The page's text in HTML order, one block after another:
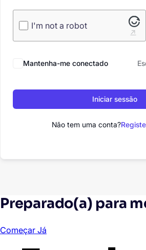
I'm not a robot
Mantenha-me conectado
Iniciar sessão
Não tem uma conta?
Preparado(a) para
Começar Já